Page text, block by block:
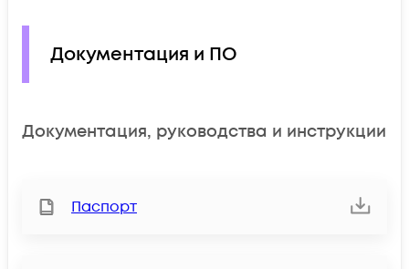
Документация и ПО
Документация, руководства и инструкции
Паспорт